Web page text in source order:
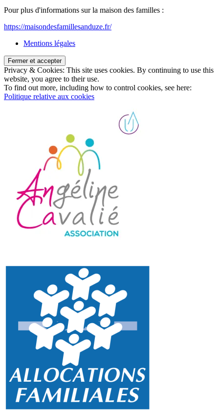
Pour plus d'informations sur la maison des familles :
https://maisondesfamillesanduze.fr/
Mentions légales
Privacy & Cookies: This site uses cookies. By continuing to use this
website, you agree to their use.
To find out more, including how to control cookies, see here:
Politique relative aux cookies